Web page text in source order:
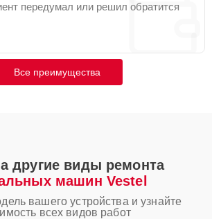
передумал или решил обратится
Все преимущества
другие виды ремонта
машин Vestel
вашего устройства и узнайте
всех видов работ